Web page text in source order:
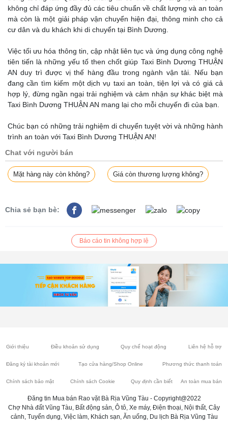
không chỉ đáp ứng đầy đủ các tiêu chuẩn về chất lượng và an toàn
mà còn là một giải pháp vận chuyển hiện đại, thông minh cho cả
cư dân và du khách khi di chuyển tại Bình Dương.
Việc tối ưu hóa thông tin, cập nhật liên tục và ứng dụng công nghệ
tiên tiến là những yếu tố then chốt giúp Taxi Bình Dương THUẬN
AN duy trì được vị thế hàng đầu trong ngành vận tải. Nếu bạn
đang cần tìm kiếm một dịch vụ taxi an toàn, tiện lợi và có giá cả
hợp lý, đừng ngần ngại trải nghiệm và cảm nhận sự khác biệt mà
Taxi Bình Dương THUẬN AN mang lại cho mỗi chuyến đi của bạn.
Chúc bạn có những trải nghiệm di chuyển tuyệt vời và những hành
trình an toàn với Taxi Bình Dương THUẬN AN!
Chat với người bán
Mặt hàng này còn không? Giá còn thương lượng không?
Chia sẻ bạn bè:
Báo cáo tin không hợp lệ
Giới thiệu Điều khoản sử dụng Quy chế hoạt động Liên hệ hỗ trợ
Đăng ký tài khoản mới Tạo cửa hàng/Shop Online Phương thức thanh toán
Chính sách bảo mật Chính sách Cookie Quy định cần biết An toàn mua bán
Đăng tin Mua bán Rao vặt Bà Rịa Vũng Tàu - Copyright@2022
Chợ Nhà đất Vũng Tàu, Bất động sản, Ô tô, Xe máy, Điện thoại, Nội thất, Cây
cảnh, Tuyển dụng, Việc làm, Khách sạn, Ăn uống, Du lịch Bà Rịa Vũng Tàu